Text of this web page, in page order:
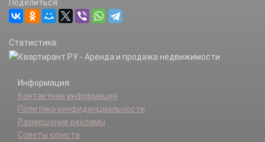
Поделиться:
Статистика:
Информация:
Контактная информация
Политика конфиденциальности
Размещение рекламы
Советы юриста